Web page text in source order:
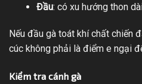
Đầu: có xu hướng thon
Nếu đầu gà toát khí chất chiến
cúc không phải là điểm e ngại
Kiểm tra cánh gà